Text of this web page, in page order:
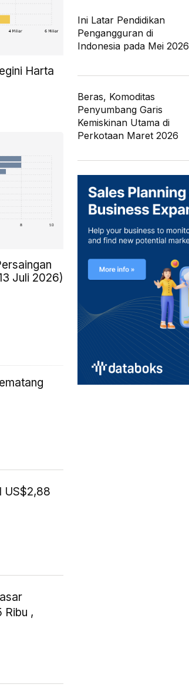
Harta
Juli 2026)
US$2,88
Ribu ,
Ini Latar Pendidikan
Pengangguran di
Indonesia pada Mei 2026
Beras, Komoditas
Penyumbang Garis
Kemiskinan Utama di
Perkotaan Maret 2026